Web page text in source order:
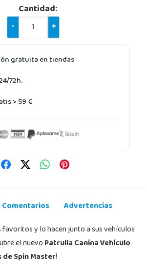
Cantidad:
-
+
gratuita en tiendas
72h.
> 59 €
Comentarios
Advertencias
favoritos y lo hacen junto a sus vehículos
el nuevoPatrulla Canina Vehículo
de Spin Master!